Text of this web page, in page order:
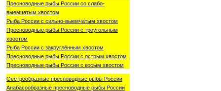
Пресноводные рыбы России со слабо-
выемчатым хвостом
Рыба России с сильно-выемчатым хвостом
Пресноводные рыбы России с треугольным
хвостом
Рыба России с закруглённым хвостом
Пресноводные рыбы России с острым хвостом
Пресноводные рыбы России с косым хвостом
Осётрообразные пресноводные рыбы России
Анабасообразные пресноводные рыбы России